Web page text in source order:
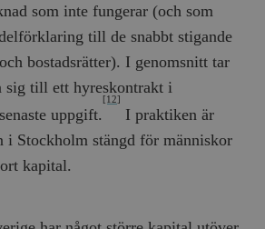
som inte fungerar (och som
till de snabbt stigande
bostadsrätter). I genomsnitt tar
sig till ett hyreskontrakt i
uppgift.
[12]
I praktiken är
i Stockholm stängd för människor
kapital.